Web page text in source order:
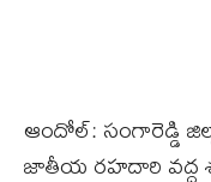
ఆందోల్: సంగారెడ్డి
జాతీయ రహదారి వద్ద